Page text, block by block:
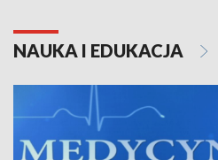
NAUKA I EDUKACJA